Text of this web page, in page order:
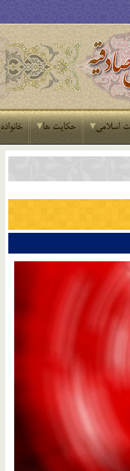
اسلامی حکایت ها خانواده